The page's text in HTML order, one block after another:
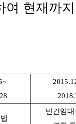
여 현재까
민간임